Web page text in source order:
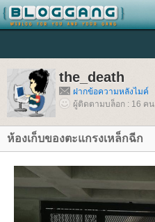
the_death
ฝากข้อความหลังไมค์
ผู้ติดตามบล็อก : 16 คน
ห้องเก็บของตะแกรงเหล็กฉีก